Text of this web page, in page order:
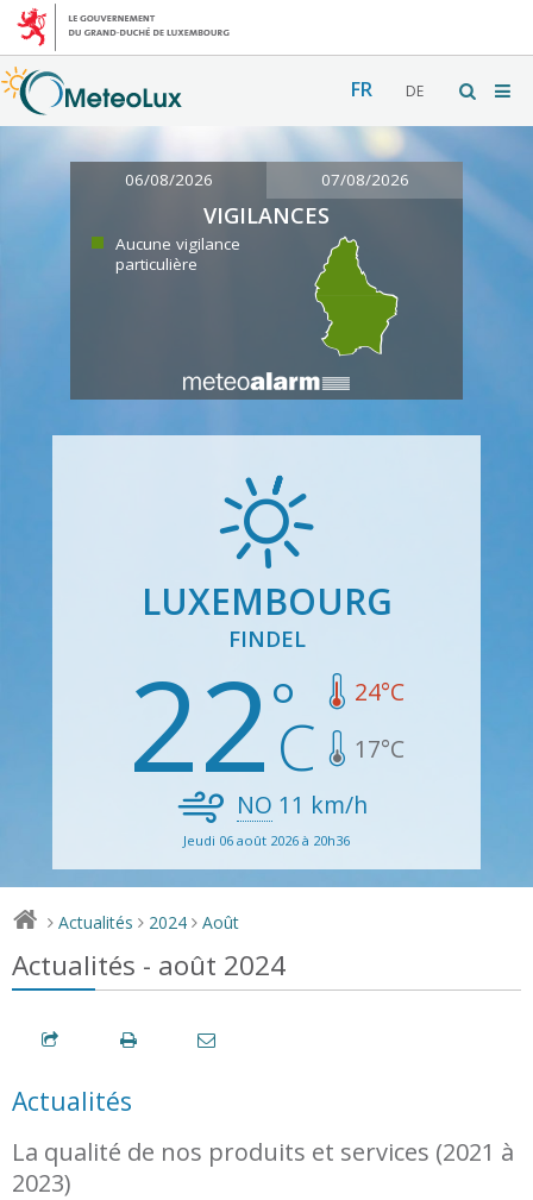
FR DE
06/08/2026 07/08/2026
VIGILANCES
Aucune vigilance
particulière
LUXEMBOURG
FINDEL
22 24°C
17°C
NO 11 km/h
Jeudi 06 août 2026 à 20h36
> Actualités > 2024 > Août
Actualités - août 2024
Actualités
La qualité de nos produits et services (2021 à
2023)